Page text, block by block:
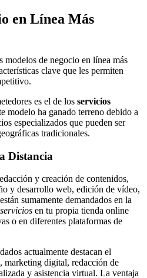
en Línea Más
de negocio en línea más
clave que les permiten
es el de los servicios
modelo ha ganado terreno debido a
especializados que pueden ser
tradicionales.
Distancia
y creación de contenidos,
y desarrollo web, edición de vídeo,
sumamente demandados en la
servicios en tu propia tienda online
o en diferentes plataformas de
actualmente destacan el
marketing digital, redacción de
y asistencia virtual. La ventaja